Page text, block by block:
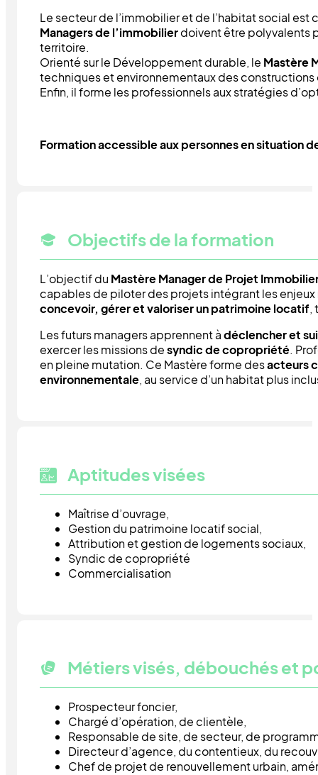
Le secteur de l’immobilier et de l’habitat social
Managers de l’immobilierdoivent être polyvalents
territoire.
Orienté sur le Développement durable, le Mastère
techniques et environnementaux des
Enfin, il forme les professionnels aux stratégies
Formation accessible aux personnes en situation
Objectifs de la formation
L’objectif du Mastère Manager de Projet
capables de piloter des projets intégrant les enjeux
concevoir, gérer et valoriser un patrimoine locatif,
Les futurs managers apprennent àdéclencher et
exercer les missions desyndic de copropriété.
en pleine mutation. Ce Mastère forme desacteurs
environnementale, au service d’un habitat plus
Aptitudes visées
Maîtrise d’ouvrage,
Gestion du patrimoine locatif social,
Attribution et gestion de logements sociaux,
Syndic de copropriété
Commercialisation
Métiers visés, débouchés et
Prospecteur foncier,
Chargé d’opération, de clientèle,
Responsable de site, de secteur, de
Directeur d’agence, du contentieux, du
Chef de projet de renouvellement urbain,